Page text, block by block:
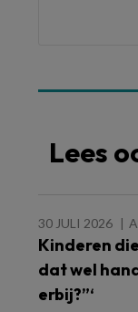
Lees
30 JULI 2026
Kinderen
dat wel
erbij?”‘